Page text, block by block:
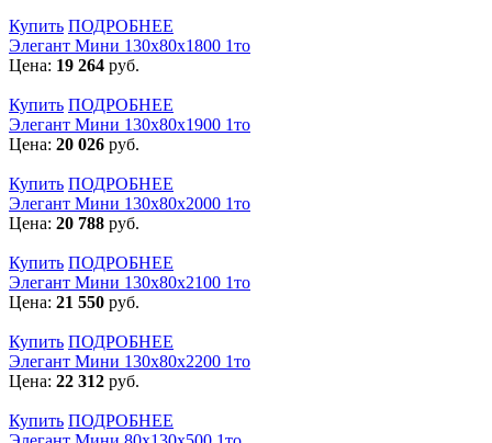
Купить ПОДРОБНЕЕ
Элегант Мини 130x80x1800 1то
Цена: 19 264 руб.
Купить ПОДРОБНЕЕ
Элегант Мини 130x80x1900 1то
Цена: 20 026 руб.
Купить ПОДРОБНЕЕ
Элегант Мини 130x80x2000 1то
Цена: 20 788 руб.
Купить ПОДРОБНЕЕ
Элегант Мини 130x80x2100 1то
Цена: 21 550 руб.
Купить ПОДРОБНЕЕ
Элегант Мини 130x80x2200 1то
Цена: 22 312 руб.
Купить ПОДРОБНЕЕ